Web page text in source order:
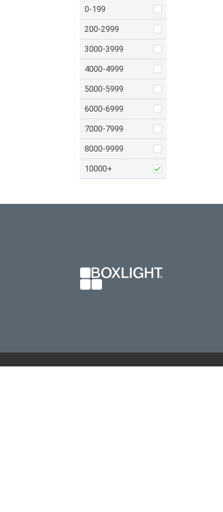
0-199
200-2999
3000-3999
4000-4999
5000-5999
6000-6999
7000-7999
8000-9999
10000+